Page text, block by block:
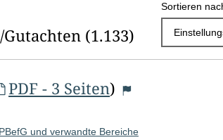
e
i
(1.133)
Sortieren
PDF - 3 Seiten)
und verwandte Bereiche